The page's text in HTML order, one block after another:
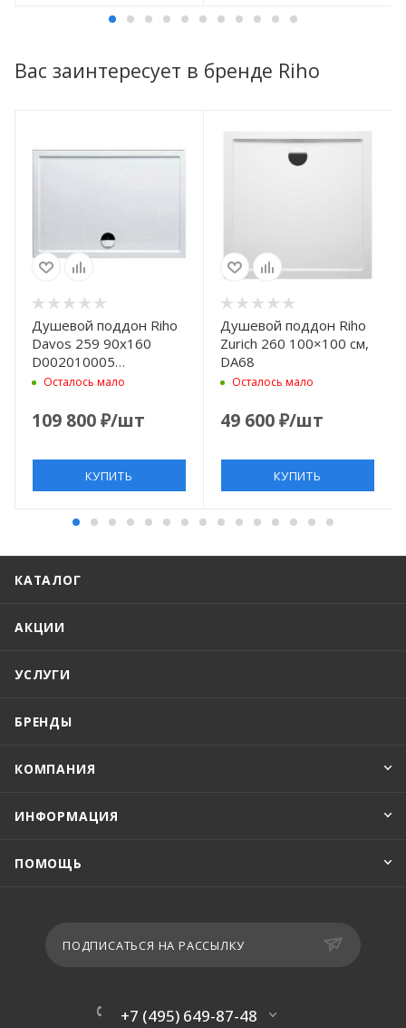
Вас заинтересует в бренде Riho
Душевой поддон Riho
Davos 259 90x160
D002010005
(DA6700500000000)
антискользящего
Осталось мало
109 800₽/шт
КУПИТЬ
Душевой поддон Riho
Zurich 260 100×100 см,
DA68
Осталось мало
49 600₽/шт
КУПИТЬ
КАТАЛОГ
АКЦИИ
УСЛУГИ
БРЕНДЫ
КОМПАНИЯ
ИНФОРМАЦИЯ
ПОМОЩЬ
ПОДПИСАТЬСЯ НА РАССЫЛКУ
+7 (495) 649-87-48